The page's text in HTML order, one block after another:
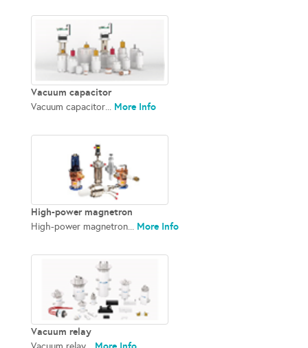
Vacuum capacitor
Vacuum capacitor... More Info
High-power magnetron
High-power magnetron... More Info
Vacuum relay